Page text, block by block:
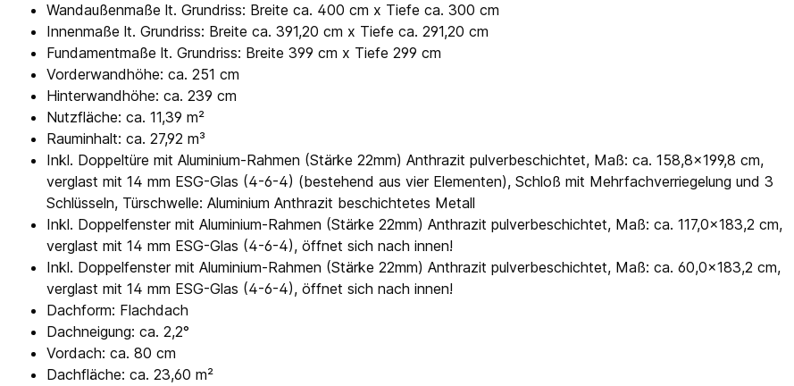
Wandaußenmaße lt. Grundriss: Breite ca. 400 cm x Tiefe ca. 300 cm
Innenmaße lt. Grundriss: Breite ca. 391,20 cm x Tiefe ca. 291,20 cm
Fundamentmaße lt. Grundriss: Breite 399 cm x Tiefe 299 cm
Vorderwandhöhe: ca. 251 cm
Hinterwandhöhe: ca. 239 cm
Nutzfläche: ca. 11,39 m²
Rauminhalt: ca. 27,92 m³
Inkl. Doppeltüre mit Aluminium-Rahmen (Stärke 22mm) Anthrazit pulverbeschichtet, Maß: ca. 158,8x199,8 cm,
verglast mit 14 mm ESG-Glas (4-6-4) (bestehend aus vier Elementen), Schloß mit Mehrfachverriegelung und 3
Schlüsseln, Türschwelle: Aluminium Anthrazit beschichtetes Metall
Inkl. Doppelfenster mit Aluminium-Rahmen (Stärke 22mm) Anthrazit pulverbeschichtet, Maß: ca. 117,0x183,2 cm,
verglast mit 14 mm ESG-Glas (4-6-4), öffnet sich nach innen!
Inkl. Doppelfenster mit Aluminium-Rahmen (Stärke 22mm) Anthrazit pulverbeschichtet, Maß: ca. 60,0x183,2 cm,
verglast mit 14 mm ESG-Glas (4-6-4), öffnet sich nach innen!
Dachform: Flachdach
Dachneigung: ca. 2,2°
Vordach: ca. 80 cm
Dachfläche: ca. 23,60 m²